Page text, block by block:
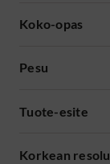
Koko-opas
Pesu
Tuote-esite
Korkean